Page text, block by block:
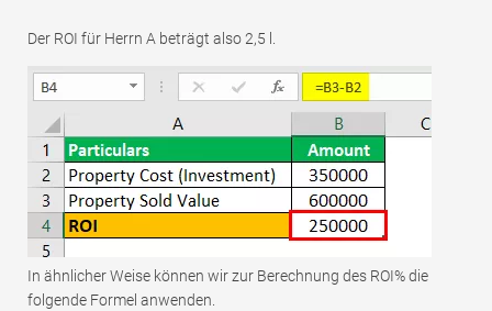
Der ROI für Herrn A beträgt also 2,5 l.
In ähnlicher Weise können wir zur Berechnung des ROI% die
folgende Formel anwenden.